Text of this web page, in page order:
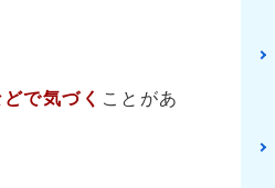
で気づく ことがあ